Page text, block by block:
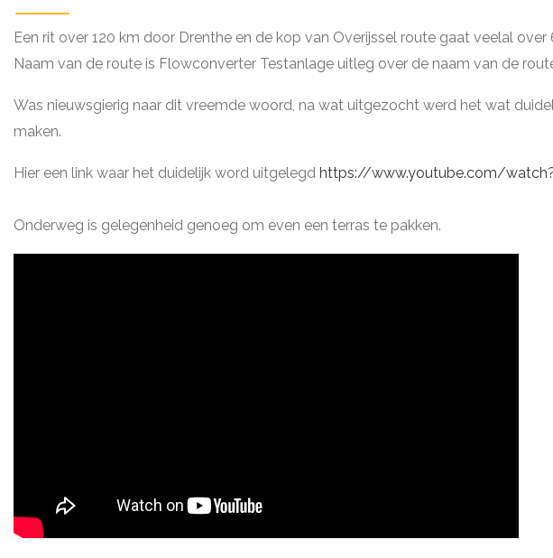
Een rit over 120 km door Drenthe en de kop van Overijssel route gaat veelal over
Naam van de route is Flowconverter Testanlage uitleg over de naam van de
Was nieuwsgierig naar dit vreemde woord, na wat uitgezocht werd het wat
maken.
Hier een link waar het duidelijk word uitgelegd https://www.youtube.com/
Onderweg is gelegenheid genoeg om even een terras te pakken.